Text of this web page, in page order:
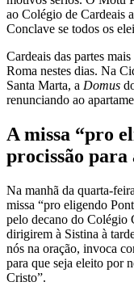
ao Colégio de Cardeais
Conclave se todos os
Cardeais das partes
Roma nestes dias. Na
Santa Marta, a Domus
renunciando ao
A missa “pro
procissão para
Na manhã da quarta-
missa “pro eligendo
pelo decano do Colégio
dirigirem à Sistina à
nós na oração, invoca
para que seja eleito por
Cristo”.